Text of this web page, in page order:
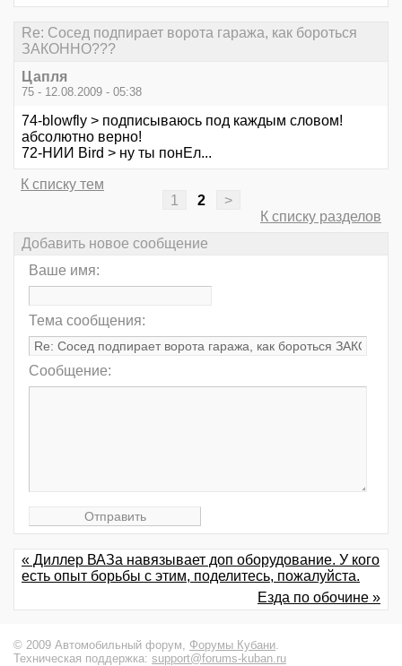
Re: Сосед подпирает ворота гаража, как бороться
ЗАКОННО???
Цапля
75 - 12.08.2009 - 05:38
74-blowfly > подписываюсь под каждым словом!
абсолютно верно!
72-НИИ Bird > ну ты понЕл...
К списку тем
1
2
>
К списку разделов
Добавить новое сообщение
Ваше имя:
Тема сообщения:
Сообщение:
« Диллер ВАЗа навязывает доп оборудование. У кого
есть опыт борьбы с этим, поделитесь, пожалуйста.
Езда по обочине »
© 2009 Автомобильный форум, Форумы Кубани
Техническая поддержка: support@forums-kuban.ru